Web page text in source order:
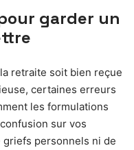
garder un
retraite soit bien reçue
certaines erreurs
les formulations
sur vos
personnels ni de